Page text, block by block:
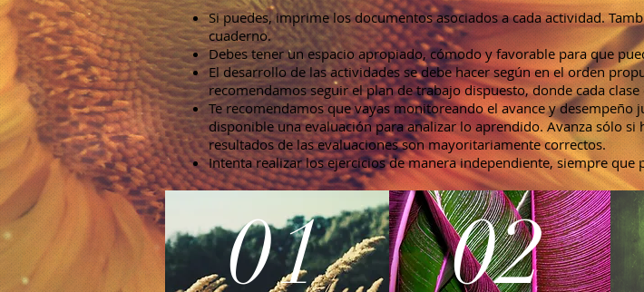
Si puedes, imprime los documentos asociados a cada actividad.
cuaderno.
Debes tener un espacio apropiado, cómodo y favorable para que
El desarrollo de las actividades se debe hacer según en el orden
recomendamos seguir el plan de trabajo dispuesto, donde cada
Te recomendamos que vayas monitoreando el avance y
disponible una evaluación para analizar lo aprendido. Avanza sólo
resultados de las evaluaciones son mayoritariamente correctos.
Intenta realizar los ejercicios de manera independiente, siempre que
01 02